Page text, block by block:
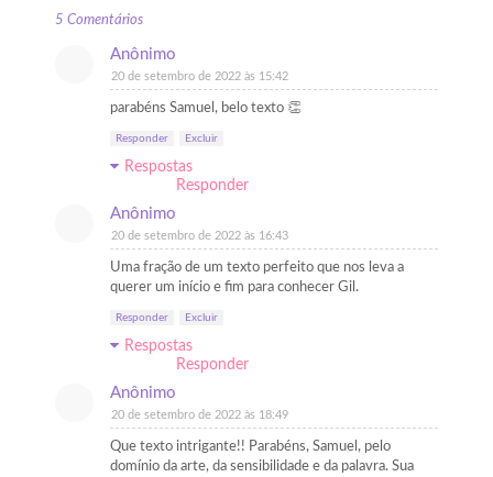
5 Comentários
Anônimo
20 de setembro de 2022 às 15:42
parabéns Samuel, belo texto 👏
Responder Excluir
Respostas
Responder
Anônimo
20 de setembro de 2022 às 16:43
Uma fração de um texto perfeito que nos leva a
querer um início e fim para conhecer Gil.
Responder Excluir
Respostas
Responder
Anônimo
20 de setembro de 2022 às 18:49
Que texto intrigante!! Parabéns, Samuel, pelo
domínio da arte, da sensibilidade e da palavra. Sua